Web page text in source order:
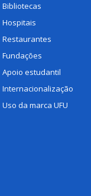
Bibliotecas
Hospitais
Restaurantes
Fundações
Apoio estudantil
Internacionalização
Uso da marca UFU